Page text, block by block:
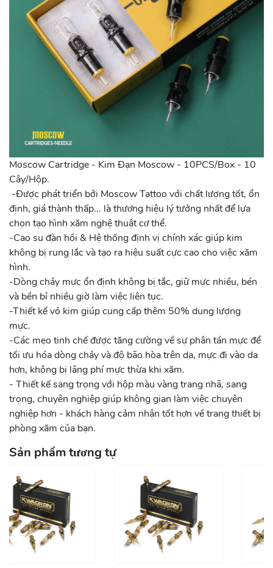
Moscow Cartridge - Kim Đạn Moscow - 10PCS/Box - 10
Cây/Hộp.
-Được phát triển bởi Moscow Tattoo với chất lượng tốt, ổn
định, giá thành thấp... là thương hiệu lý tưởng nhất để lựa
chọn tạo hình xăm nghệ thuật cơ thể.
-Cao su đàn hồi & Hệ thống định vị chính xác giúp kim
không bị rung lắc và tạo ra hiệu suất cực cao cho việc xăm
hình.
-Dòng chảy mực ổn định không bị tắc, giữ mực nhiều, bén
và bền bỉ nhiều giờ làm việc liên tục.
-Thiết kế vỏ kim giúp cung cấp thêm 50% dung lượng
mực.
-Các mẹo tinh chế được tăng cường về sự phân tán mực để
tối ưu hóa dòng chảy và độ bão hòa trên da, mực đi vào da
hơn, không bị lãng phí mực thừa khi xăm.
- Thiết kế sang trọng với hộp màu vàng trang nhã, sang
trọng, chuyên nghiệp giúp không gian làm việc chuyên
nghiệp hơn - khách hàng cảm nhận tốt hơn về trang thiết bị
phòng xăm của bạn.
Sản phẩm tương tự